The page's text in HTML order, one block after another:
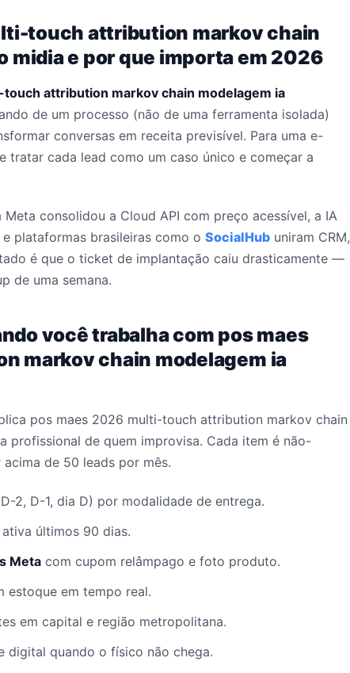
touch attribution markov chain
midia e por que importa em 2026
attribution markov chain modelagem ia
de um processo (não de uma ferramenta isolada)
conversas em receita previsível. Para uma e-
tratar cada lead como um caso único e começar a
consolidou a Cloud API com preço acessível, a IA
plataformas brasileiras como o SocialHub uniram CRM,
é que o ticket de implantação caiu drasticamente —
de uma semana.
você trabalha com pos maes
markov chain modelagem ia
pos maes 2026 multi-touch attribution markov chain
profissional de quem improvisa. Cada item é não-
de 50 leads por mês.
2, D-1, dia D) por modalidade de entrega.
últimos 90 dias.
Meta com cupom relâmpago e foto produto.
estoque em tempo real.
em capital e região metropolitana.
digital quando o físico não chega.